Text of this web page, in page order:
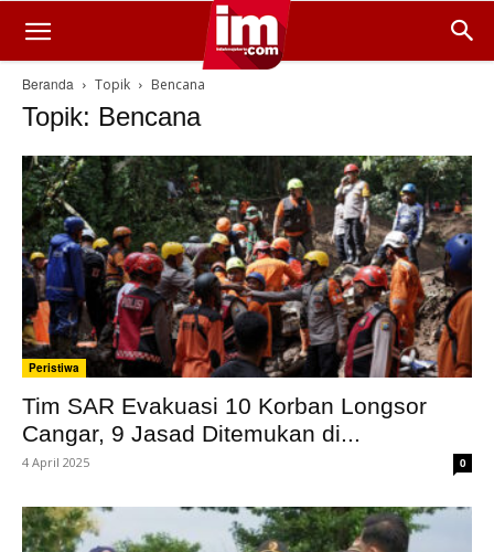
Beranda Topik Bencana
Topik: Bencana
Peristiwa
Tim SAR Evakuasi 10 Korban Longsor
Cangar, 9 Jasad Ditemukan di...
4 April 2025 0